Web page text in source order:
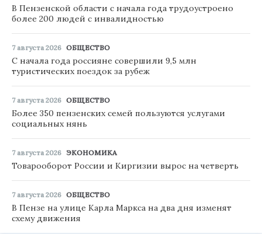
В Пензенской области с начала года трудоустроено
более 200 людей с инвалидностью
7 августа 2026 ОБЩЕСТВО
С начала года россияне совершили 9,5 млн
туристических поездок за рубеж
7 августа 2026 ОБЩЕСТВО
Более 350 пензенских семей пользуются услугами
социальных нянь
7 августа 2026 ЭКОНОМИКА
Товарооборот России и Киргизии вырос на четверть
7 августа 2026 ОБЩЕСТВО
В Пензе на улице Карла Маркса на два дня изменят
схему движения